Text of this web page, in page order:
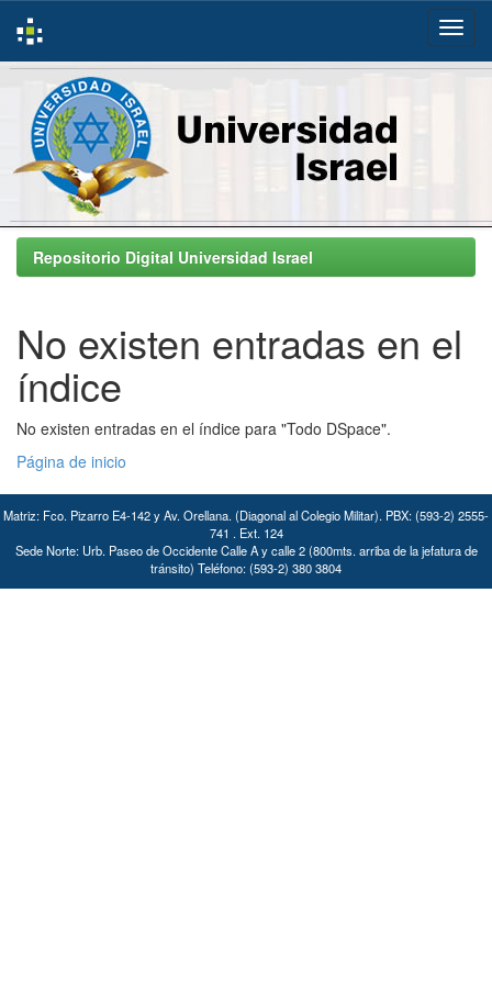
Skip
navigationRepositorio Digital Universidad Israel
No existen entradas en el
índice
No existen entradas en el índice para "Todo DSpace".
Página de inicio
Matriz: Fco. Pizarro E4-142 y Av. Orellana. (Diagonal al Colegio Militar). PBX: (593-2) 2555-
741 . Ext. 124
Sede Norte: Urb. Paseo de Occidente Calle A y calle 2 (800mts. arriba de la jefatura de
tránsito) Teléfono: (593-2) 380 3804